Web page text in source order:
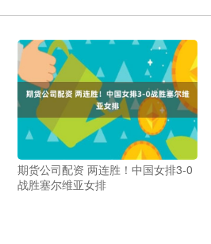
期货公司配资 两连胜！中国女排3-0
战胜塞尔维亚女排